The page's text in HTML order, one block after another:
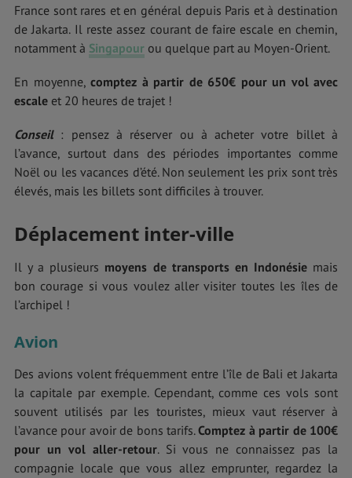
France sont rares et en général depuis Paris et à destination
de Jakarta. Il reste assez courant de faire escale en chemin,
notamment à Singapour ou quelque part au Moyen-Orient.
En moyenne, comptez à partir de 650€ pour un vol avec
escale et 20 heures de trajet !
Conseil: pensez à réserver ou à acheter votre billet à
l’avance, surtout dans des périodes importantes comme
Noël ou les vacances d’été. Non seulement les prix sont très
élevés, mais les billets sont difficiles à trouver.
Déplacement inter-ville
Il y a plusieurs moyens de transports en Indonésiemais
bon courage si vous voulez aller visiter toutes les îles de
l’archipel !
Avion
Des avions volent fréquemment entre l’île de Bali et Jakarta
la capitale par exemple. Cependant, comme ces vols sont
souvent utilisés par les touristes, mieux vaut réserver à
l’avance pour avoir de bons tarifs.Comptez à partir de 100€
pour un vol aller-retour. Si vous ne connaissez pas la
compagnie locale que vous allez emprunter, regardez la